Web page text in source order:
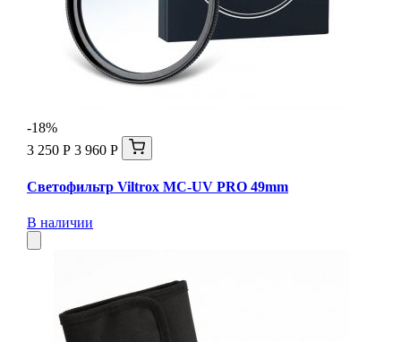
-18%
3 250 Р 3 960 Р
Светофильтр Viltrox MC-UV PRO 49mm
В наличии